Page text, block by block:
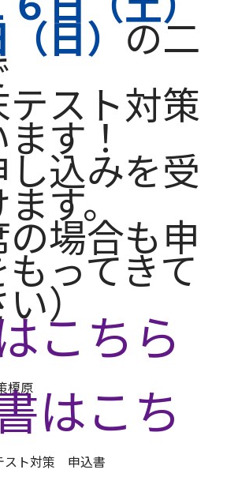
（日）の二
スト対策
す！
込みを受
す。
の場合も申
ってきて
）
こちら
榎原 はこち
スト対策 申込書